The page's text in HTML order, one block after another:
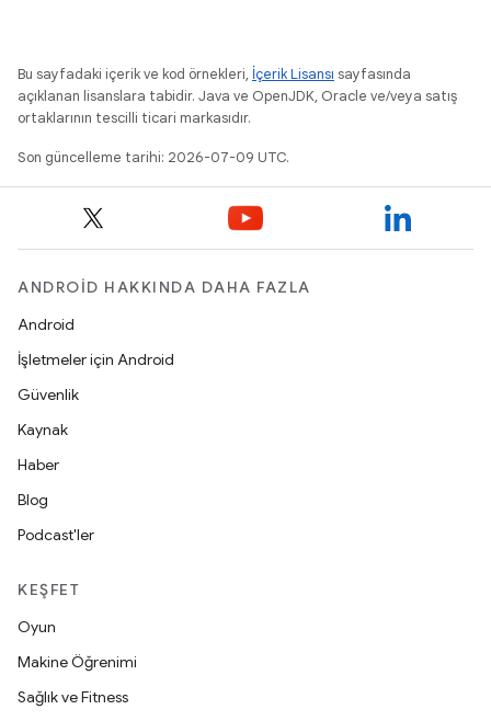
Bu sayfadaki içerik ve kod örnekleri, İçerik Lisansı sayfasında
açıklanan lisanslara tabidir. Java ve OpenJDK, Oracle ve/veya satış
ortaklarının tescilli ticari markasıdır.
Son güncelleme tarihi: 2026-07-09 UTC.
ANDROID HAKKINDA DAHA FAZLA
Android
İşletmeler için Android
Güvenlik
Kaynak
Haber
Blog
Podcast'ler
KEŞFET
Oyun
Makine Öğrenimi
Sağlık ve Fitness